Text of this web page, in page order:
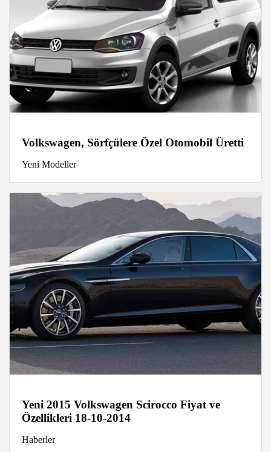
Volkswagen, Sörfçülere Özel Otomobil Üretti
Yeni Modeller
Yeni 2015 Volkswagen Scirocco Fiyat ve
Özellikleri 18-10-2014
Haberler